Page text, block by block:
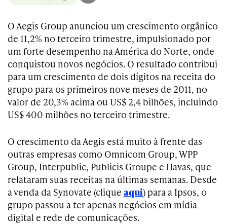
O Aegis Group anunciou um crescimento orgânico
de 11,2% no terceiro trimestre, impulsionado por
um forte desempenho na América do Norte, onde
conquistou novos negócios. O resultado contribui
para um crescimento de dois dígitos na receita do
grupo para os primeiros nove meses de 2011, no
valor de 20,3% acima ou US$ 2,4 bilhões, incluindo
US$ 400 milhões no terceiro trimestre.
O crescimento da Aegis está muito à frente das
outras empresas como Omnicom Group, WPP
Group, Interpublic, Publicis Groupe e Havas, que
relataram suas receitas na últimas semanas. Desde
a venda da Synovate (clique aqui) para a Ipsos, o
grupo passou a ter apenas negócios em mídia
digital e rede de comunicações.